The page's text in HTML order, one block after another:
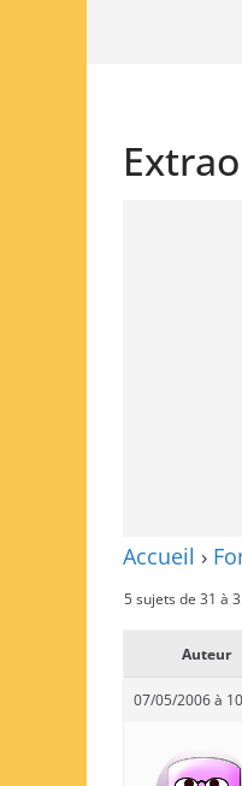
Accueil ›
5 sujets de 31 à
Auteur
07/05/2006 à